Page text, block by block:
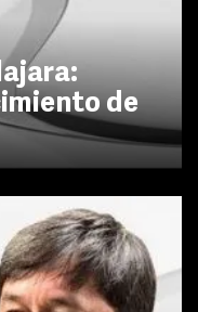
de